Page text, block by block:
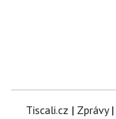
Tiscali.cz | Zprávy|